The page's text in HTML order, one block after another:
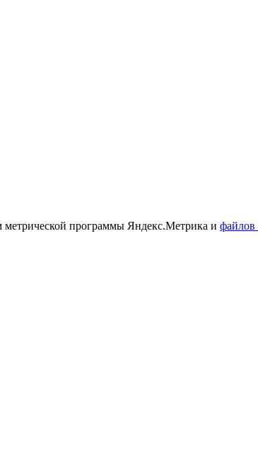
метрической программы Яндекс.Метрика и файлов